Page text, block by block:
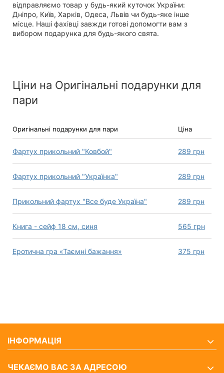
відправляємо товар у будь-який куточок України:
Дніпро, Київ, Харків, Одеса, Львів чи будь-яке інше
місце. Наші фахівці завжди готові допомогти вам з
вибором подарунка для будь-якого свята.
Ціни на Оригінальні подарунки для
пари
Оригінальні подарунки для пари Ціна
Фартух прикольний "Ковбой" 289 грн
Фартух прикольний "Українка" 289 грн
Прикольний фартух "Все буде Україна" 289 грн
Книга - сейф 18 см, синя 565 грн
Еротична гра «Таємні бажання» 375 грн
ІНФОРМАЦІЯ
ЧЕКАЄМО ВАС ЗА АДРЕСОЮ